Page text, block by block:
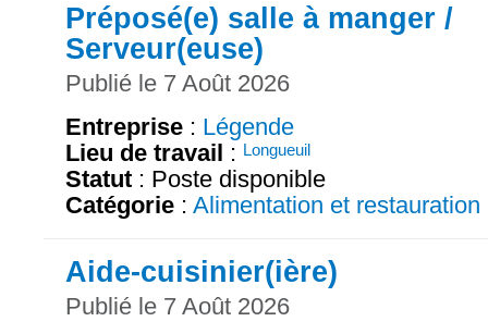
Préposé(e) salle à manger /
Serveur(euse)
Publié le 7 Août 2026
Entreprise : Légende
Lieu de travail : Longueuil
Statut : Poste disponible
Catégorie : Alimentation et restauration
Aide-cuisinier(ière)
Publié le 7 Août 2026